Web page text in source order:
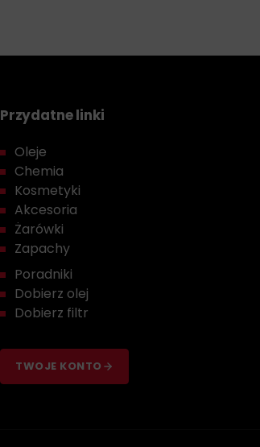
Przydatne linki
Oleje
Chemia
Kosmetyki
Akcesoria
Żarówki
Zapachy
Poradniki
Dobierz olej
Dobierz filtr
TWOJE KONTO